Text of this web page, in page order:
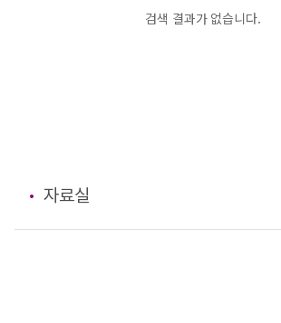
검색 결과가 없습니다.
자료실